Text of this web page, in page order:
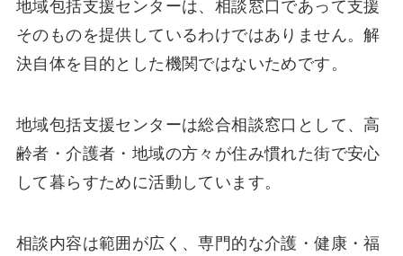
地域包括支援センターは、相談窓口であって支援
そのものを提供しているわけではありません。解
決自体を目的とした機関ではないためです。
地域包括支援センターは総合相談窓口として、高
齢者・介護者・地域の方々が住み慣れた街で安心
して暮らすために活動しています。
相談内容は範囲が広く、専門的な介護・健康・福